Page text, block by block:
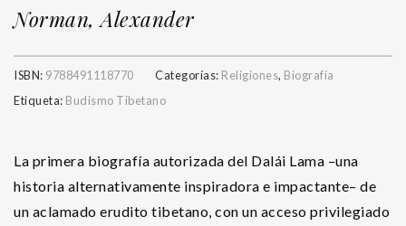
Norman, Alexander
ISBN: 9788491118770 Categorías: Religiones, Biografía
Etiqueta: Budismo Tibetano
La primera biografía autorizada del Dalái Lama –una
historia alternativamente inspiradora e impactante– de
un aclamado erudito tibetano, con un acceso privilegiado